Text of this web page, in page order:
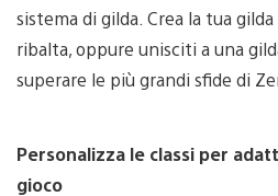
sistema di gilda. Crea la tua
ribalta, oppure unisciti a una
superare le più grandi sfide di
Personalizza le classi per
gioco